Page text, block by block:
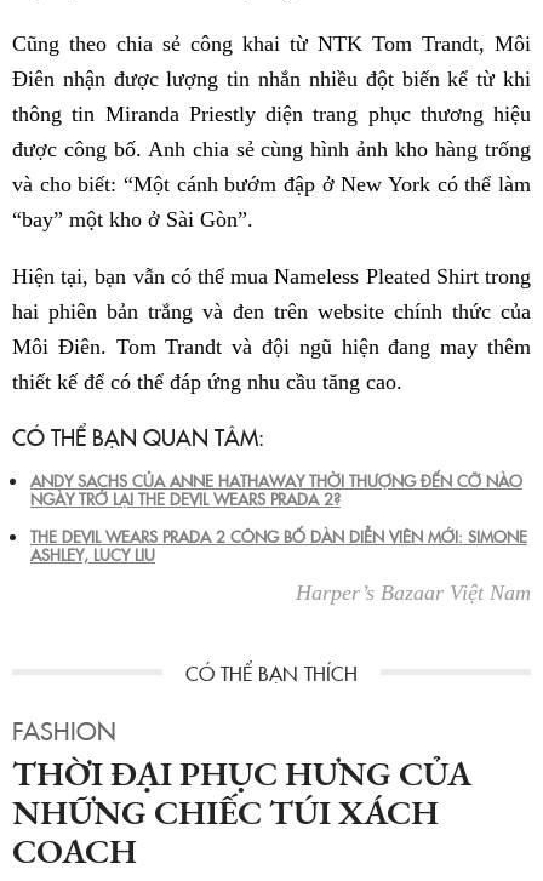
Cũng theo chia sẻ công khai từ NTK Tom Trandt, Môi
Điên nhận được lượng tin nhắn nhiều đột biến kể từ khi
thông tin Miranda Priestly diện trang phục thương hiệu
được công bố. Anh chia sẻ cùng hình ảnh kho hàng trống
và cho biết: “Một cánh bướm đập ở New York có thể làm
“bay” một kho ở Sài Gòn”.
Hiện tại, bạn vẫn có thể mua Nameless Pleated Shirt trong
hai phiên bản trắng và đen trên website chính thức của
Môi Điên. Tom Trandt và đội ngũ hiện đang may thêm
thiết kế để có thể đáp ứng nhu cầu tăng cao.
CÓ THỂ BẠN QUAN TÂM:
ANDY SACHS CỦA ANNE HATHAWAY THỜI THƯỢNG ĐẾN CỠ NÀO
NGÀY TRỞ LẠI THE DEVIL WEARS PRADA 2?
THE DEVIL WEARS PRADA 2 CÔNG BỐ DÀN DIỄN VIÊN MỚI: SIMONE
ASHLEY, LUCY LIU
Harper’s Bazaar Việt Nam
FASHION
THỜI ĐẠI PHỤC HƯNG CỦA
NHỮNG CHIẾC TÚI XÁCH
COACH